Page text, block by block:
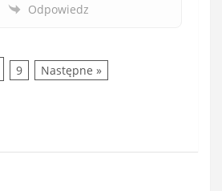
Odpowiedz
9 Następne »